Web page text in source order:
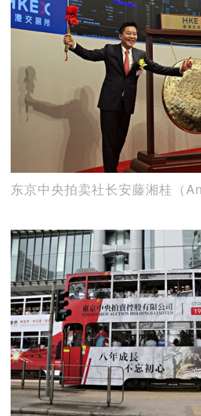
东京中央拍卖社长安藤湘桂（